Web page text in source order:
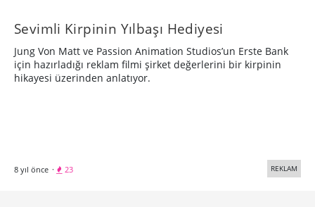
Sevimli Kirpinin Yılbaşı Hediyesi
Jung Von Matt ve Passion Animation Studios’un Erste Bank
için hazırladığı reklam filmi şirket değerlerini bir kirpinin
hikayesi üzerinden anlatıyor.
8 yıl önce · 23 REKLAM